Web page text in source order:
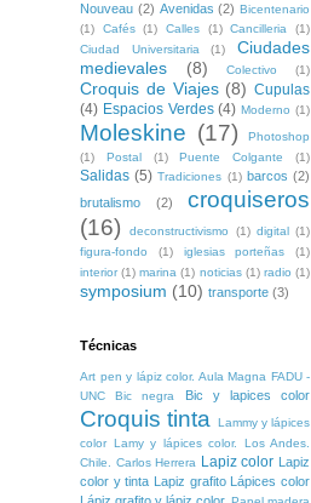
Nouveau (2) Avenidas (2) Bicentenario
(1)
Cafés (1) Calles (1) Cancilleria
(1)
Ciudad Universitaria
(1)
Ciudades
medievales
(8) Colectivo (1)
Croquis de Viajes (8) Cupulas
(4) Espacios Verdes (4) Moderno (1)
Moleskine (17)
Photoshop
(1)
Postal (1) Puente Colgante (1)
Salidas (5) Tradiciones (1) barcos (2)
brutalismo
(2)
croquiseros
(16)
deconstructivismo (1) digital
(1)
figura-fondo
(1) iglesias porteñas
(1)
interior (1) marina (1) noticias (1) radio (1)
symposium (10) transporte (3)
Técnicas
Art pen y lápiz color. Aula Magna FADU -
UNC
Bic negra Bic y lapices color
Croquis tinta
Lammy y lápices
color
Lamy y lápices color. Los Andes.
Chile. Carlos Herrera Lapiz color
Lapiz
color y tinta
Lapiz grafito
Lápices color